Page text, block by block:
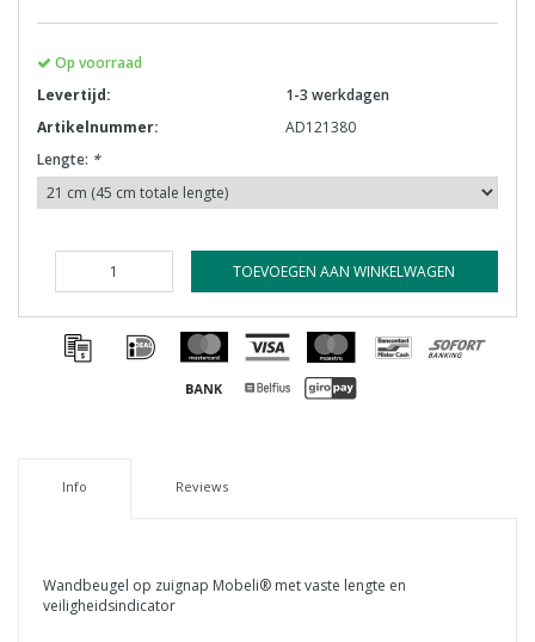
Op voorraad
Levertijd:
1-3 werkdagen
Artikelnummer:
AD121380
Lengte: *
TOEVOEGEN AAN WINKELWAGEN
Info Reviews
Wandbeugel op zuignap Mobeli® met vaste lengte en
veiligheidsindicator